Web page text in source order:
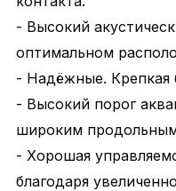
- Высокий
оптимальном
- Надёжные. Крепкая
- Высокий порог
широким
- Хорошая
благодаря